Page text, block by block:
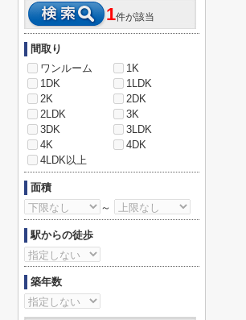
1件が該当
間取り
ワンルーム
1K
1DK
1LDK
2K
2DK
2LDK
3K
3DK
3LDK
4K
4DK
4LDK以上
面積
～
駅からの徒歩
築年数